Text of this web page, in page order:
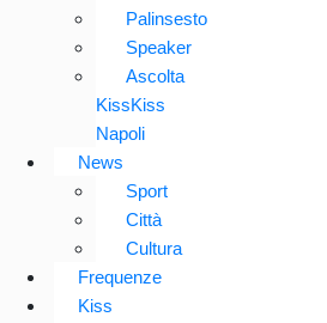
Palinsesto
Speaker
Ascolta
KissKiss
Napoli
News
Sport
Città
Cultura
Frequenze
Kiss